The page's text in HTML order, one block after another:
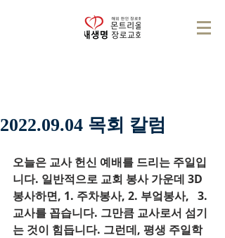
2022.09.04 목회 칼럼
오늘은 교사 헌신 예배를 드리는 주일입
니다. 일반적으로 교회 봉사 가운데 3D
봉사하면, 1. 주차봉사, 2. 부엌봉사,   3.
교사를 꼽습니다. 그만큼 교사로서 섬기
는 것이 힘듭니다. 그런데, 평생 주일학